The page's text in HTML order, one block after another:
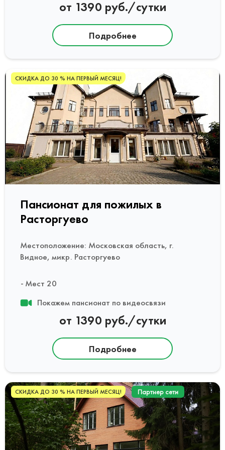
от 1390 руб./сутки
Подробнее
СКИДКА ДО 30 % НА ПЕРВЫЙ МЕСЯЦ!
Пансионат для пожилых в
Расторгуево
Местоположение: Московская область, г.
Видное, микр. Расторгуево
Мест 20
Покажем пансионат по видеосвязи
от 1390 руб./сутки
Подробнее
СКИДКА ДО 30 % НА ПЕРВЫЙ МЕСЯЦ! Партнер сети